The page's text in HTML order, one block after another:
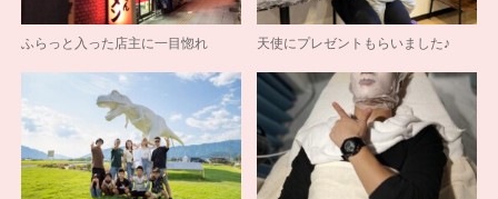
ふらっと入った店主に一目惚れ 天使にプレゼントもらいました♪